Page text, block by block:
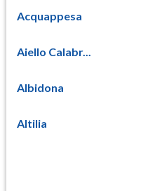
Acquappesa
Aiello Calabr...
Albidona
Altilia